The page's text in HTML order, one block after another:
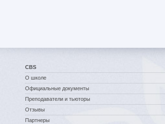
CBS
О школе
Официальные документы
Преподаватели и тьюторы
Отзывы
Партнеры